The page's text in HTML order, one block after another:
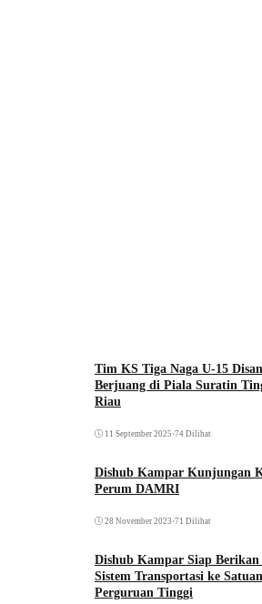
Tim KS Tiga Naga U-15
Berjuang di Piala Suratin
Riau
11 September 2025 •74 Dilihat
Dishub Kampar Kunjungan
Perum DAMRI
28 November 2023 •71 Dilihat
Dishub Kampar Siap Berikan
Sistem Transportasi ke
Perguruan Tinggi